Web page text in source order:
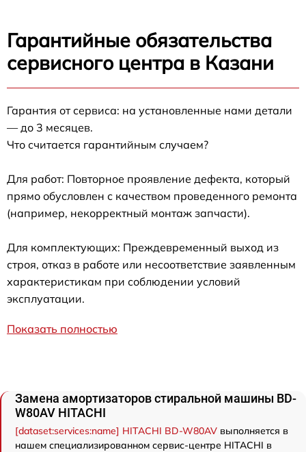
Гарантийные обязательства
сервисного центра в Казани
Гарантия от сервиса: на установленные нами детали
— до 3 месяцев.
Что считается гарантийным случаем?
Для работ: Повторное проявление дефекта, который
прямо обусловлен с качеством проведенного ремонта
(например, некорректный монтаж запчасти).
Для комплектующих: Преждевременный выход из
строя, отказ в работе или несоответствие заявленным
характеристикам при соблюдении условий
эксплуатации.
Показать полностью
Замена амортизаторов стиральной машины BD-
W80AV HITACHI
[dataset:services:name] HITACHI BD-W80AV выполняется в
нашем специализированном сервис-центре HITACHI в